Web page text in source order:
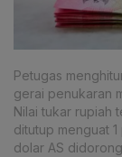
Petugas
gerai penukaran
Nilai tukar rupiah
ditutup menguat
dolar AS